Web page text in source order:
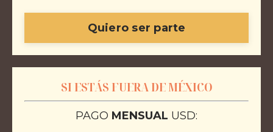
Quiero ser parte
SI ESTÁS FUERA DE MÉXICO
PAGO MENSUAL USD: